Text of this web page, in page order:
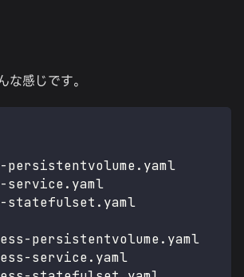
感じです。
persistentvolume.yaml
service.yaml
statefulset.yaml
persistentvolume.yaml
service.yaml